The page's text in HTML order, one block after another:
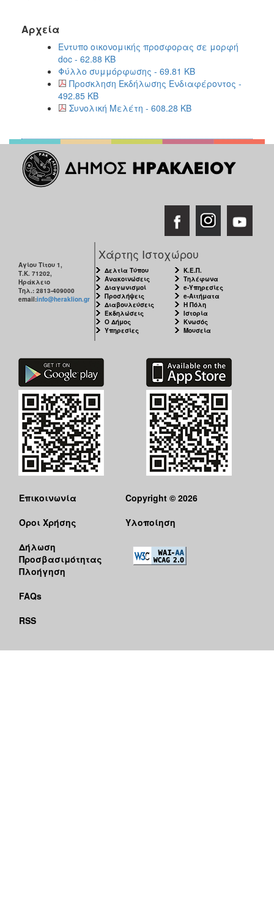
Αρχεία
Εντυπο οικονομικής προσφορας σε μορφή
doc - 62.88 KB
Φύλλο συμμόρφωσης - 69.81 KB
Προσκληση Εκδήλωσης Ενδιαφέροντος -
492.85 KB
Συνολική Μελέτη - 608.28 KB
Αγίου Τίτου 1,
Τ.Κ. 71202,
Ηράκλειο
Τηλ.: 2813-409000
email:info@heraklion.gr
Χάρτης Ιστοχώρου
Δελτία Τύπου
Ανακοινώσεις
Διαγωνισμοί
Προσλήψεις
Διαβουλεύσεις
Εκδηλώσεις
Ο Δήμος
Υπηρεσίες
Κ.Ε.Π.
Τηλέφωνα
e-Υπηρεσίες
e-Αιτήματα
Η Πόλη
Ιστορία
Κνωσός
Μουσεία
Επικοινωνία
Όροι Χρήσης
Δήλωση
Προσβασιμότητας
Πλοήγηση
FAQs
RSS
Copyright © 2026
Υλοποίηση